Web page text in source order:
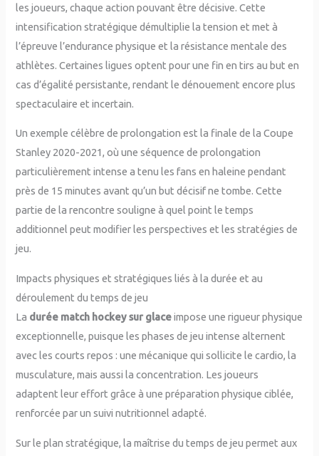
les joueurs, chaque action pouvant être décisive. Cette
intensification stratégique démultiplie la tension et met à
l’épreuve l’endurance physique et la résistance mentale des
athlètes. Certaines ligues optent pour une fin en tirs au but en
cas d’égalité persistante, rendant le dénouement encore plus
spectaculaire et incertain.
Un exemple célèbre de prolongation est la finale de la Coupe
Stanley 2020-2021, où une séquence de prolongation
particulièrement intense a tenu les fans en haleine pendant
près de 15 minutes avant qu’un but décisif ne tombe. Cette
partie de la rencontre souligne à quel point le temps
additionnel peut modifier les perspectives et les stratégies de
jeu.
Impacts physiques et stratégiques liés à la durée et au
déroulement du temps de jeu
La durée match hockey sur glaceimpose une rigueur physique
exceptionnelle, puisque les phases de jeu intense alternent
avec les courts repos : une mécanique qui sollicite le cardio, la
musculature, mais aussi la concentration. Les joueurs
adaptent leur effort grâce à une préparation physique ciblée,
renforcée par un suivi nutritionnel adapté.
Sur le plan stratégique, la maîtrise du temps de jeu permet aux